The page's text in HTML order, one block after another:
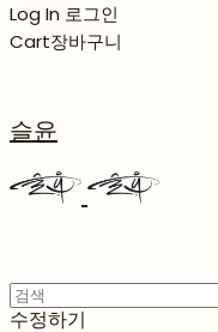
Log In 로그인
Cart장바구니
슬윤
수정하기